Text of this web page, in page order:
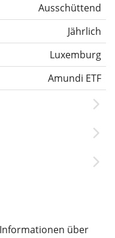
Ausschüttend
Jährlich
Luxemburg
Amundi ETF
über